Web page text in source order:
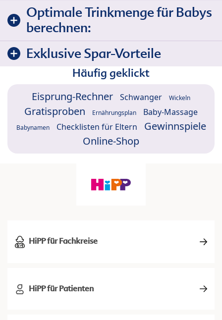
Optimale Trinkmenge für Babys
berechnen:
Exklusive Spar-Vorteile
Häufig geklickt
Eisprung-Rechner Schwanger Wickeln
Gratisproben Ernährungsplan Baby-Massage
Babynamen Checklisten für Eltern
Gewinnspiele
Online-Shop
HiPP für Fachkreise
HiPP für Patienten